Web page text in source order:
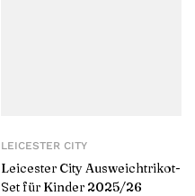
LEICESTER CITY
Leicester City Ausweichtrikot-
Set für Kinder 2025/26